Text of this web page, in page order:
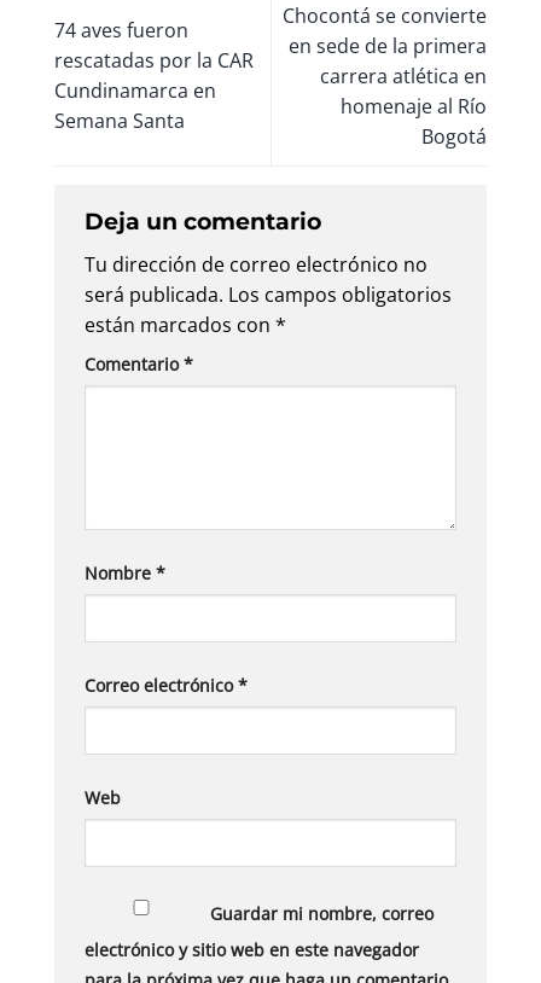
74 aves fueron
rescatadas por la CAR
Cundinamarca en
Semana Santa
Chocontá se convierte
en sede de la primera
carrera atlética en
homenaje al Río
Bogotá
Deja un comentario
Tu dirección de correo electrónico no
será publicada. Los campos obligatorios
están marcados con *
Comentario*
Nombre *
Correo electrónico*
Web
Guardar mi nombre, correo
electrónico y sitio web en este navegador